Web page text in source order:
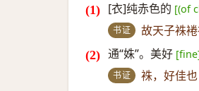
[衣]纯赤色的 [(of
书证 故天子袾裷
通“姝”。美好
书证 袾，好佳也